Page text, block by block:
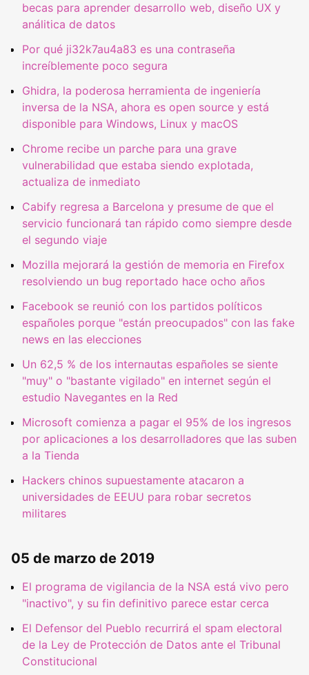
becas para aprender desarrollo web, diseño UX y
análitica de datos
Por qué ji32k7au4a83 es una contraseña
increíblemente poco segura
Ghidra, la poderosa herramienta de ingeniería
inversa de la NSA, ahora es open source y está
disponible para Windows, Linux y macOS
Chrome recibe un parche para una grave
vulnerabilidad que estaba siendo explotada,
actualiza de inmediato
Cabify regresa a Barcelona y presume de que el
servicio funcionará tan rápido como siempre desde
el segundo viaje
Mozilla mejorará la gestión de memoria en Firefox
resolviendo un bug reportado hace ocho años
Facebook se reunió con los partidos políticos
españoles porque "están preocupados" con las fake
news en las elecciones
Un 62,5 % de los internautas españoles se siente
"muy" o "bastante vigilado" en internet según el
estudio Navegantes en la Red
Microsoft comienza a pagar el 95% de los ingresos
por aplicaciones a los desarrolladores que las suben
a la Tienda
Hackers chinos supuestamente atacaron a
universidades de EEUU para robar secretos
militares
05 de marzo de 2019
El programa de vigilancia de la NSA está vivo pero
"inactivo", y su fin definitivo parece estar cerca
El Defensor del Pueblo recurrirá el spam electoral
de la Ley de Protección de Datos ante el Tribunal
Constitucional